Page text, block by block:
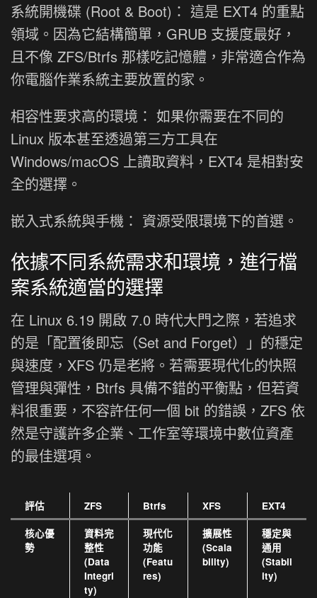
系統開機碟 (Root & Boot)： 這是 EXT4 的重點
領域。因為它結構簡單，GRUB 支援度最好，
且不像 ZFS/Btrfs 那樣吃記憶體，非常適合作為
你電腦作業系統主要放置的家。
相容性要求高的環境： 如果你需要在不同的
Linux 版本甚至透過第三方工具在
Windows/macOS 上讀取資料，EXT4 是相對安
全的選擇。
嵌入式系統與手機： 資源受限環境下的首選。
依據不同系統需求和環境，進行檔
案系統適當的選擇
在 Linux 6.19 開啟 7.0 時代大門之際，若追求
的是「配置後即忘（Set and Forget）」的穩定
與速度，XFS 仍是老將。若需要現代化的快照
管理與彈性，Btrfs 具備不錯的平衡點，但若資
料很重要，不容許任何一個 bit 的錯誤，ZFS 依
然是守護許多企業、工作室等環境中數位資產
的最佳選項。
評估 ZFS Btrfs XFS EXT4
核心優
勢
資料完
整性
(Data
Integri
ty)
現代化
功能
(Featu
res)
擴展性
(Scala
bility)
穩定與
通用
(Stabil
ity)